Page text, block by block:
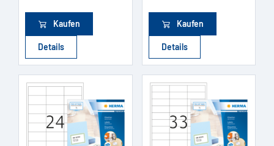
Kaufen
Details
Kaufen
Details